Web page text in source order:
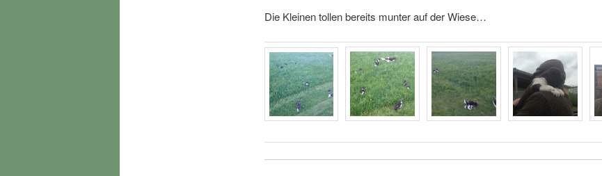
Die Kleinen tollen bereits munter auf der Wiese…